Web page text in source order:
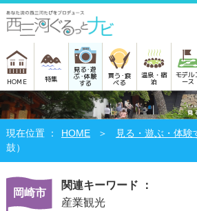
HOME 特集
見る･遊
ぶ･体験
する
買う･食
べる
温泉・宿
泊
モデル
ース
HOME 見る・遊ぶ・体験
鼓）
岡崎市
関連キーワード ：
産業観光